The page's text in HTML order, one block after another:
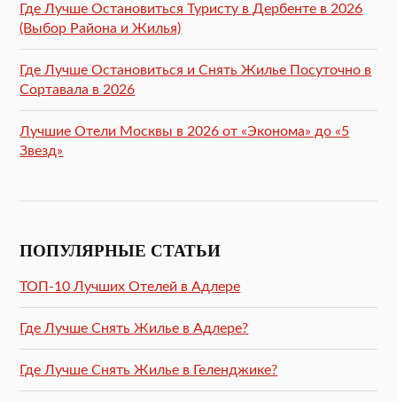
Где Лучше Остановиться Туристу в Дербенте в 2026
(Выбор Района и Жилья)
Где Лучше Остановиться и Снять Жилье Посуточно в
Сортавала в 2026
Лучшие Отели Москвы в 2026 от «Эконома» до «5
Звезд»
ПОПУЛЯРНЫЕ СТАТЬИ
ТОП-10 Лучших Отелей в Адлере
Где Лучше Снять Жилье в Адлере?
Где Лучше Снять Жилье в Геленджике?